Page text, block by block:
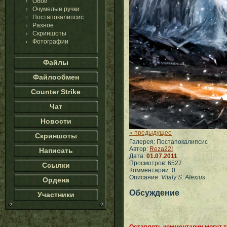
Очумелые ручки
Постапокалипсис
Разное
Скриншоты
Фотографии
Файлы
Файлообмен
Counter Strike
Чат
Новости
Скриншоты
Написать
Ссылки
Ордена
Участники
« предыдущее
Галерея: Постапокалипсис
Автор: Reza22I
Дата: 01.07.2011
Просмотров: 6527
Комментарии: 0
Описание: Vitaly S. Alexius
Обсуждение